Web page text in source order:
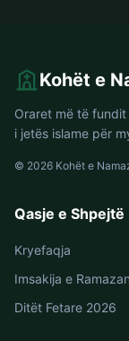
Kohët e
Oraret më të
i jetës islame për
© 2026 Kohët e
Qasje e Shpejtë
Kryefaqja
Imsakija e
Ditët Fetare 2026